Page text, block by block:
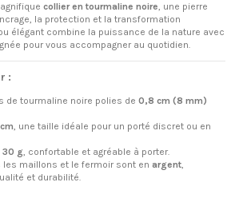
collier en tourmaline noire, une pierre
la protection et la transformation
élégant combine la puissance de la nature avec
pour vous accompagner au quotidien.
:
de tourmaline noire polies de 0,8 cm (8 mm)
, une taille idéale pour un porté discret ou en
30 g, confortable et agréable à porter.
les maillons et le fermoir sont en argent,
et durabilité.